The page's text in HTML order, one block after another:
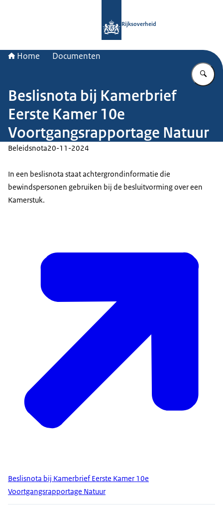
Rijksoverheid
Home Documenten
Beslisnota bij Kamerbrief
Eerste Kamer 10e
Voortgangsrapportage Natuur
Beleidsnota20-11-2024
In een beslisnota staat achtergrondinformatie die
bewindspersonen gebruiken bij de besluitvorming over een
Kamerstuk.
Beslisnota bij Kamerbrief Eerste Kamer 10e
Voortgangsrapportage Natuur